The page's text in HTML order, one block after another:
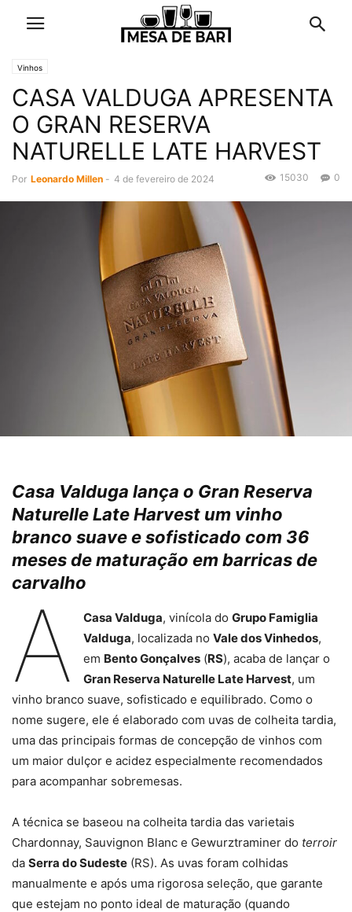
Vinhos
CASA VALDUGA APRESENTA
O GRAN RESERVA
NATURELLE LATE HARVEST
Por Leonardo Millen - 4 de fevereiro de 2024 0
15030
Casa Valduga lança o Gran Reserva
Naturelle Late Harvest um vinho
branco suave e sofisticado com 36
meses de maturação em barricas de
carvalho
A Casa Valduga, vinícola do Grupo Famiglia
Valduga, localizada no Vale dos Vinhedos,
em Bento Gonçalves(RS), acaba de lançar o
Gran Reserva Naturelle Late Harvest, um
vinho branco suave, sofisticado e equilibrado. Como o
nome sugere, ele é elaborado com uvas de colheita tardia,
uma das principais formas de concepção de vinhos com
um maior dulçor e acidez especialmente recomendados
para acompanhar sobremesas.
A técnica se baseou na colheita tardia das varietais
Chardonnay, Sauvignon Blanc e Gewurztraminer do terroir
da Serra do Sudeste (RS). As uvas foram colhidas
manualmente e após uma rigorosa seleção, que garante
que estejam no ponto ideal de maturação (quando